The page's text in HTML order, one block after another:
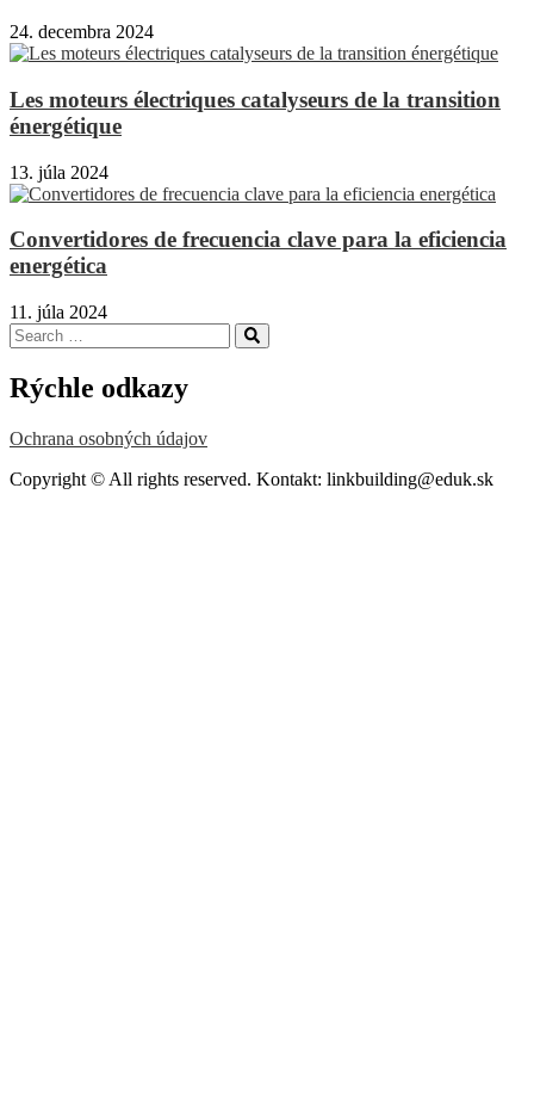
24. decembra 2024
Les moteurs électriques catalyseurs de la transition
énergétique
13. júla 2024
Convertidores de frecuencia clave para la eficiencia
energética
11. júla 2024
Search
for:
Search
Rýchle odkazy
Ochrana osobných údajov
Copyright © All rights reserved. Kontakt: linkbuilding@eduk.sk